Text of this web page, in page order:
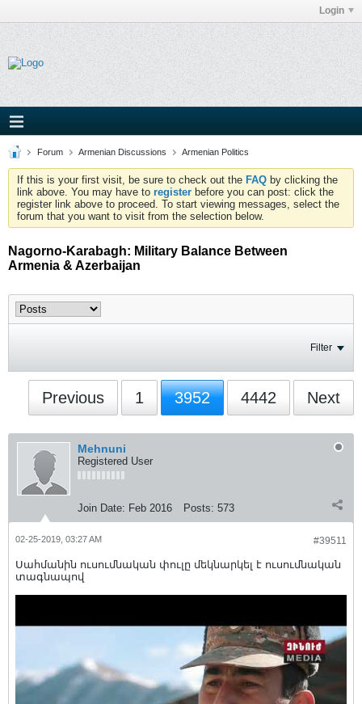
Login
Forum Armenian Discussions Armenian Politics
If this is your first visit, be sure to check out the FAQ by clicking the
link above. You may have to register before you can post: click the
register link above to proceed. To start viewing messages, select the
forum that you want to visit from the selection below.
Nagorno-Karabagh: Military Balance Between
Armenia & Azerbaijan
Filter
Previous 1 3952 4442 Next
Mehnuni
Registered User
Join Date: Feb 2016 Posts: 573
#39511
02-25-2019, 03:27 AM
Սահմանին ուսումնական փուլը մեկնարկել է ուսումնական
տագնապով